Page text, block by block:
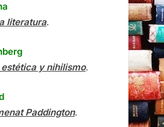
literatura.
y nihilismo.
Paddington.